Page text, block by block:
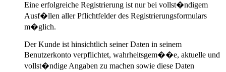
Eine erfolgreiche Registrierung ist nur bei vollst�ndigem
Ausf�llen aller Pflichtfelder des Registrierungsformulars
m�glich.
Der Kunde ist hinsichtlich seiner Daten in seinem
Benutzerkonto verpflichtet, wahrheitsgem��e, aktuelle und
vollst�ndige Angaben zu machen sowie diese Daten